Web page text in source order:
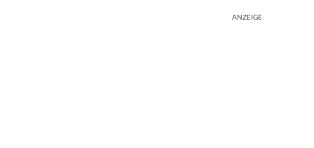
ANZEIGE